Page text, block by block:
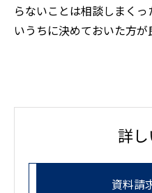
らないことは相談しまく
いうちに決めておいた方が
詳
資料請